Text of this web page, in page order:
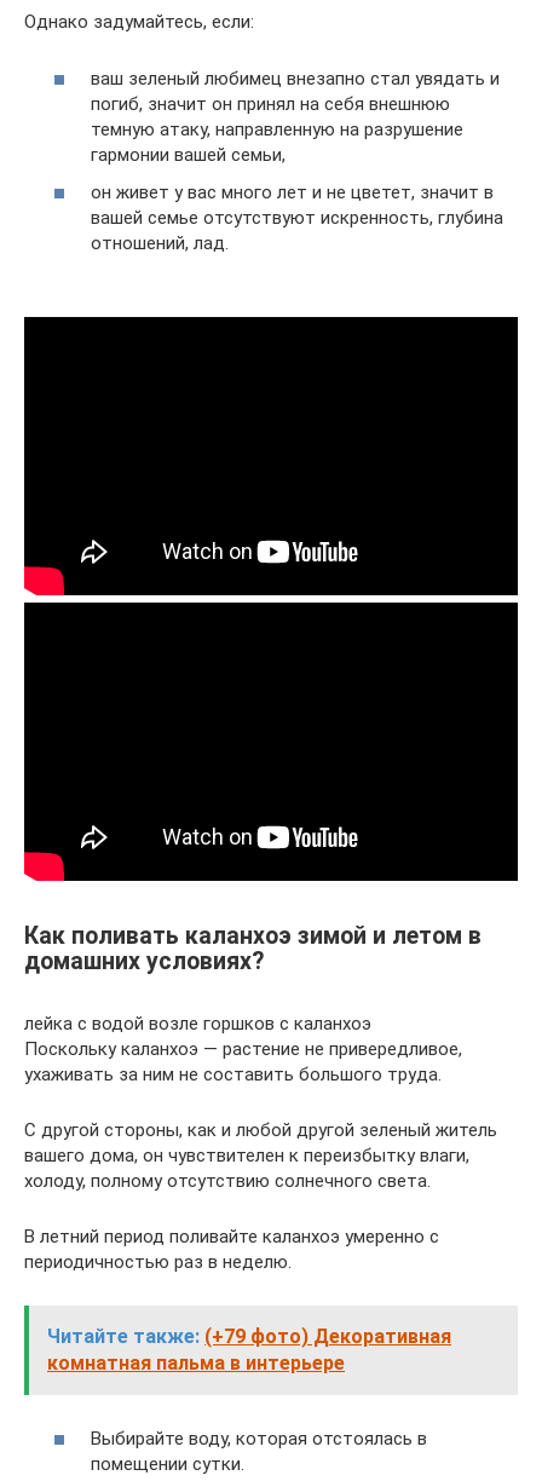
Однако задумайтесь, если:
ваш зеленый любимец внезапно стал увядать и
погиб, значит он принял на себя внешнюю
темную атаку, направленную на разрушение
гармонии вашей семьи,
он живет у вас много лет и не цветет, значит в
вашей семье отсутствуют искренность, глубина
отношений, лад.
Как поливать каланхоэ зимой и летом в
домашних условиях?
лейка с водой возле горшков с каланхоэ
Поскольку каланхоэ — растение не привередливое,
ухаживать за ним не составить большого труда.
С другой стороны, как и любой другой зеленый житель
вашего дома, он чувствителен к переизбытку влаги,
холоду, полному отсутствию солнечного света.
В летний период поливайте каланхоэ умеренно с
периодичностью раз в неделю.
Читайте также: (+79 фото) Декоративная
комнатная пальма в интерьере
Выбирайте воду, которая отстоялась в
помещении сутки.